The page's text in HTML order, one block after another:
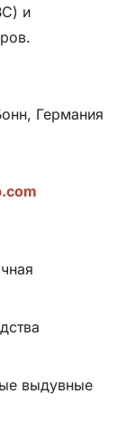
и
Германия
выдувные